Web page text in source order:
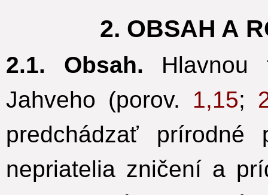
2. OBSAH A
2.1. Obsah. Hlavnou
Jahveho (porov. 1,15;
predchádzať
nepriatelia zničení a